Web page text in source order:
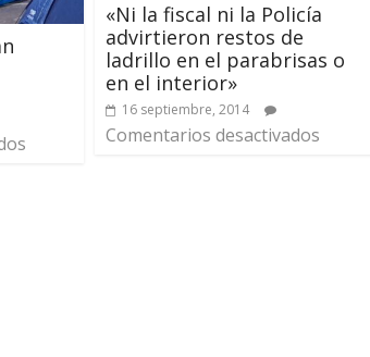
«Ni la fiscal ni la Policía
advirtieron restos de
ladrillo en el parabrisas o
en el interior»
16 septiembre, 2014
Comentarios desactivados